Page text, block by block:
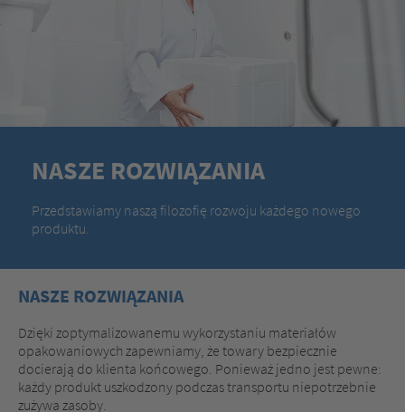
NASZE ROZWIĄZANIA
Przedstawiamy naszą filozofię rozwoju każdego nowego
produktu.
NASZE ROZWIĄZANIA
Dzięki zoptymalizowanemu wykorzystaniu materiałów
opakowaniowych zapewniamy, że towary bezpiecznie
docierają do klienta końcowego. Ponieważ jedno jest pewne:
każdy produkt uszkodzony podczas transportu niepotrzebnie
zużywa zasoby.